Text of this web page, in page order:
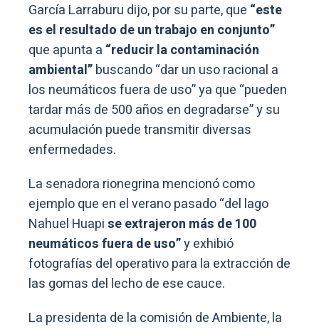
García Larraburu dijo, por su parte, que “este
es el resultado de un trabajo en conjunto”
que apunta a “reducir la contaminación
ambiental”buscando “dar un uso racional a
los neumáticos fuera de uso” ya que “pueden
tardar más de 500 años en degradarse” y su
acumulación puede transmitir diversas
enfermedades.
La senadora rionegrina mencionó como
ejemplo que en el verano pasado “del lago
Nahuel Huapise extrajeron más de 100
neumáticos fuera de uso”y exhibió
fotografías del operativo para la extracción de
las gomas del lecho de ese cauce.
La presidenta de la comisión de Ambiente, la